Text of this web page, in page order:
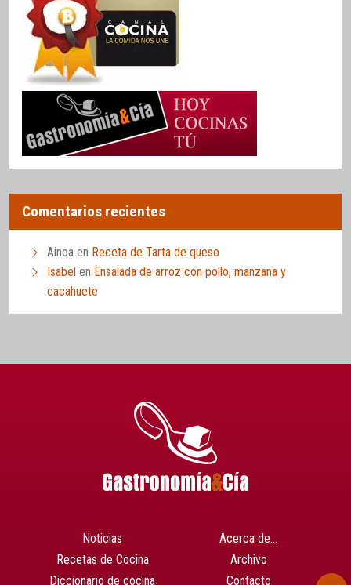
Comentarios recientes
Ainoa en Receta de Tarta de queso
Isabel en Ensalada de arroz con pollo, manzana y
cacahuete
Noticias
Recetas de Cocina
Diccionario de cocina
Acerca de…
Archivo
Contacto